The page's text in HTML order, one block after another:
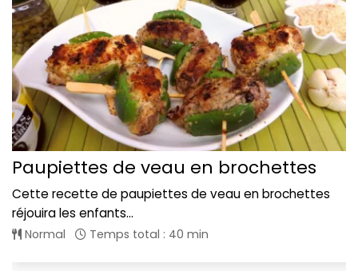
Paupiettes de veau en brochettes
Cette recette de paupiettes de veau en brochettes
réjouira les enfants...
Normal Temps total : 40 min